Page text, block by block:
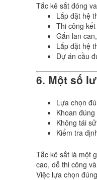
Tắc kê sắt đóng
Lắp đặt hệ
Thi công
Gắn lan
Lắp đặt hệ
Dự án cầu
6. Một số
Lựa chọn
Khoan
Không tái
Kiểm tra
Tắc kê sắt là một
cao, dễ thi công
Việc lựa chọn